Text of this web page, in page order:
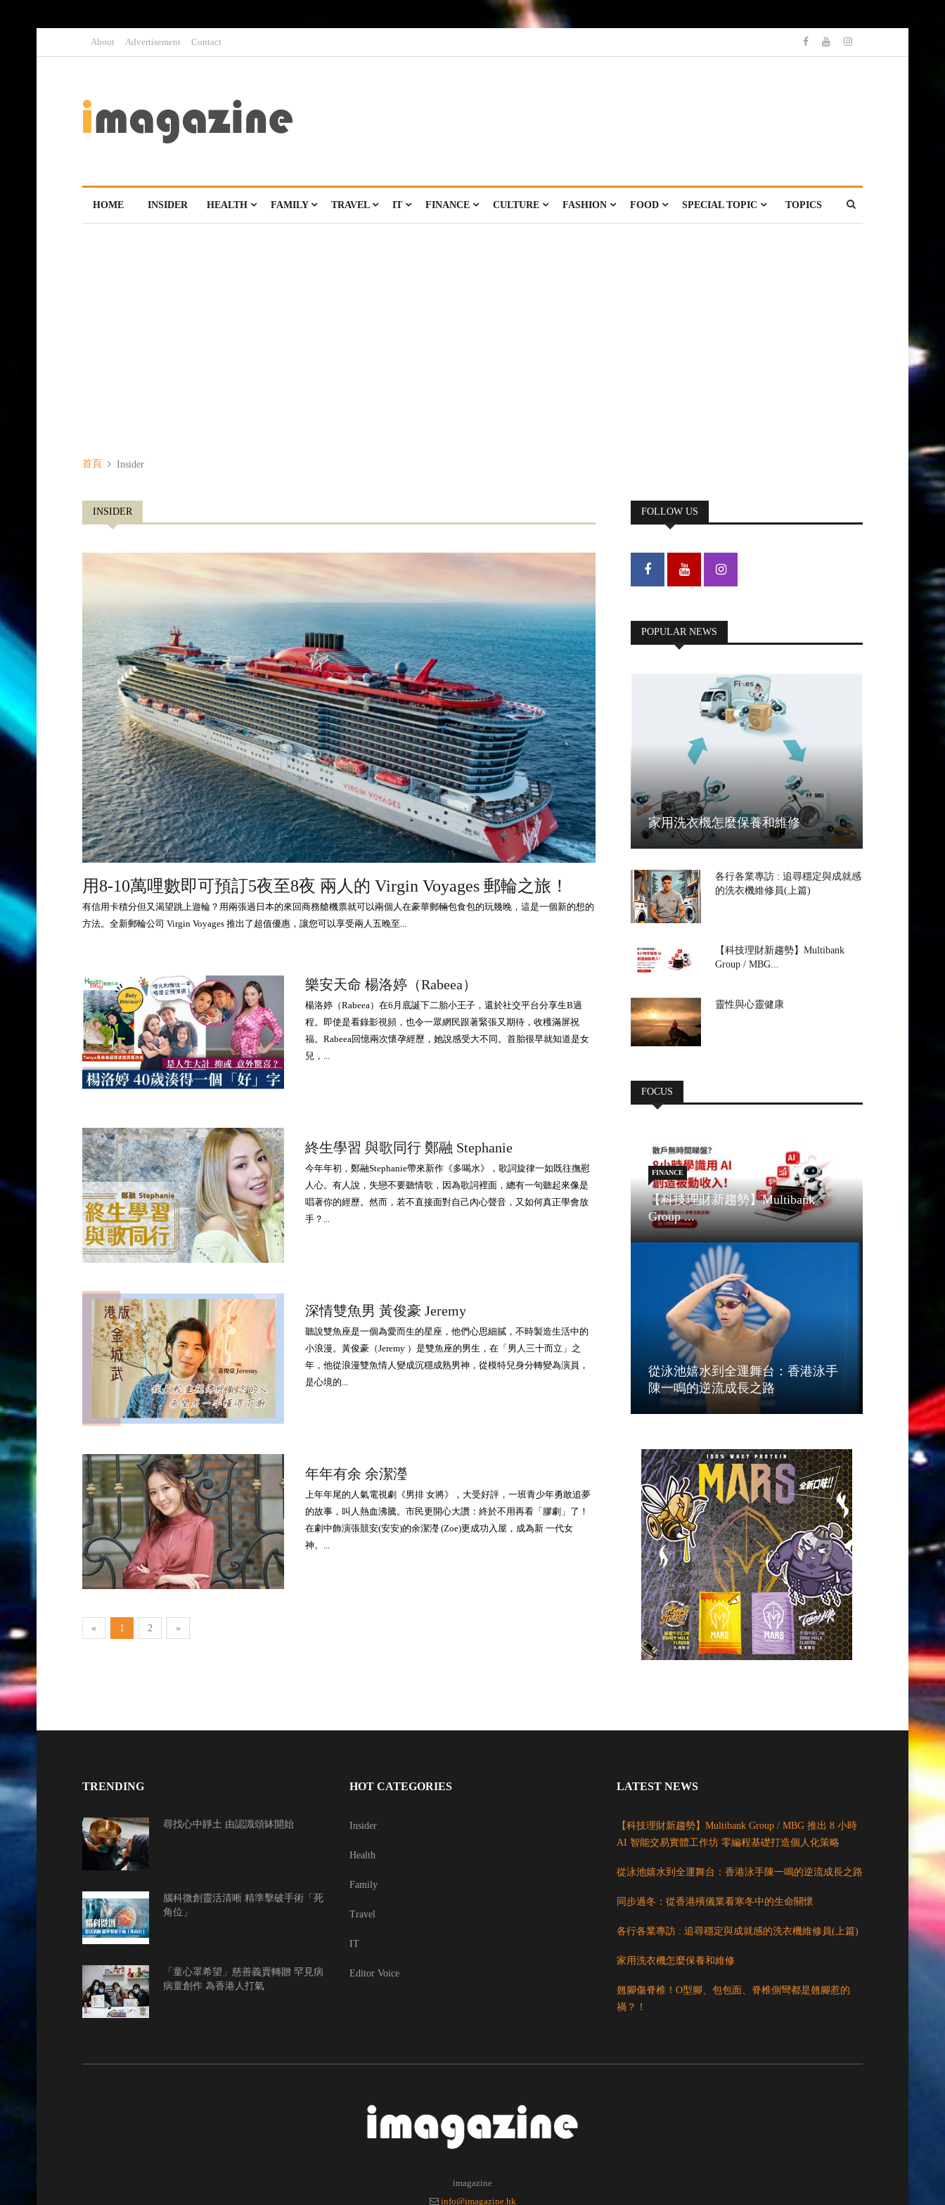
About Advertisement Contact
HOME INSIDER HEALTH FAMILY TRAVEL IT FINANCE CULTURE FASHION FOOD SPECIAL TOPIC TOPICS
首頁 Insider
INSIDER
用8-10萬哩數即可預訂5夜至8夜 兩人的 Virgin Voyages 郵輪之旅！
有信用卡積分但又渴望跳上遊輪？用兩張過日本的來回商務艙機票就可以兩個人在豪華郵輛包食包的玩幾晚，這是一個新的想的
方法。全新郵輪公司 Virgin Voyages 推出了超值優惠，讓您可以享受兩人五晚至...
樂安天命 楊洛婷（Rabeea）
楊洛婷（Rabeea）在6月底誕下二胎小王子，還於社交平台分享生B過
程。即使是看錄影視頻，也令一眾網民跟著緊張又期待，收穫滿屏祝
福。Rabeea回憶兩次懷孕經歷，她說感受大不同。首胎很早就知道是女
兒，...
終生學習 與歌同行 鄭融 Stephanie
今年年初，鄭融Stephanie帶來新作《多喝水》，歌詞旋律一如既往撫慰
人心。有人說，失戀不要聽情歌，因為歌詞裡面，總有一句聽起來像是
唱著你的經歷。然而，若不直接面對自己內心聲音，又如何真正學會放
手？...
深情雙魚男 黃俊豪 Jeremy
聽說雙魚座是一個為愛而生的星座，他們心思細膩，不時製造生活中的
小浪漫。黃俊豪（Jeremy ）是雙魚座的男生，在「男人三十而立」之
年，他從浪漫雙魚情人變成沉穩成熟男神，從模特兒身分轉變為演員，
是心境的...
年年有余 余潔瀅
上年年尾的人氣電視劇《男排 女將》，大受好評，一班青少年勇敢追夢
的故事，叫人熱血沸騰。市民更開心大讚：終於不用再看「膠劇」了！
在劇中飾演張競安(安安)的余潔瀅 (Zoe)更成功入屋，成為新 一代女
神。...
« 1 2 »
FOLLOW US
POPULAR NEWS
家用洗衣機怎麼保養和維修
各行各業專訪 : 追尋穩定與成就感
的洗衣機維修員(上篇)
【科技理財新趨勢】Multibank
Group / MBG...
靈性與心靈健康
FOCUS
FINANCE
【科技理財新趨勢】Multibank
Group ...
從泳池嬉水到全運舞台：香港泳手
陳一鳴的逆流成長之路
TRENDING
尋找心中靜土 由認識頌缽開始
腦科微創靈活清晰 精準擊破手術「死
角位」
「童心罩希望」慈善義賣轉贈 罕見病
病童創作 為香港人打氣
HOT CATEGORIES
Insider
Health
Family
Travel
IT
Editor Voice
LATEST NEWS
【科技理財新趨勢】Multibank Group / MBG 推出 8 小時
AI 智能交易實體工作坊 零編程基礎打造個人化策略
從泳池嬉水到全運舞台：香港泳手陳一鳴的逆流成長之路
同步過冬：從香港殯儀業看寒冬中的生命關懷
各行各業專訪 : 追尋穩定與成就感的洗衣機維修員(上篇)
家用洗衣機怎麼保養和維修
翹腳傷脊椎！O型腳、包包面、脊椎側彎都是翹腳惹的
禍？！
imagazine
info@imagazine.hk